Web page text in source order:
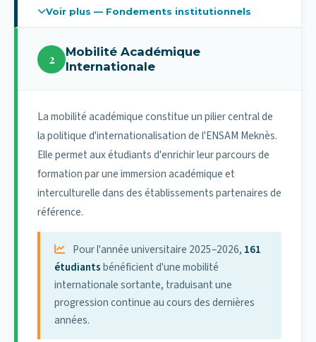
Voir plus — Fondements institutionnels
coopération internationale
L'internationalisation de l'ENSAM Meknès s'inscrit dans
plusieurs années. Elle répond à la nécessité d'adapter la
formation d'ingénieur aux standards internationaux,
tout en garantissant l'excellence académique et la
reconnaissance des diplômes.
La politique de coopération internationale repose sur :
La mise en place de parcours de double diplomation
intégrés ;
Le développement de projets académiques conjoints ;
La participation à des programmes internationaux tels
que ERASMUS+ ;
2
Mobilité Académique
Internationale
La mobilité académique constitue un pilier central de
la politique d'internationalisation de l'ENSAM Meknès.
Elle permet aux étudiants d'enrichir leur parcours de
formation par une immersion académique et
interculturelle dans des établissements partenaires de
référence.
Pour l'année universitaire 2025–2026, 161
étudiantsbénéficient d'une mobilité
internationale sortante, traduisant une
progression continue au cours des dernières
années.